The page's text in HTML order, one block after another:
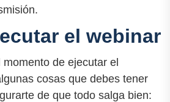
el webinar
de ejecutar el
cosas que debes tener
de que todo salga bien: